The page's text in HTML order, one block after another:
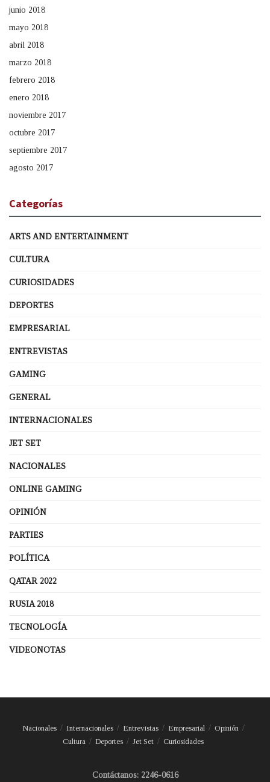
junio 2018
mayo 2018
abril 2018
marzo 2018
febrero 2018
enero 2018
noviembre 2017
octubre 2017
septiembre 2017
agosto 2017
Categorías
ARTS AND ENTERTAINMENT
CULTURA
CURIOSIDADES
DEPORTES
EMPRESARIAL
ENTREVISTAS
GAMING
GENERAL
INTERNACIONALES
JET SET
NACIONALES
ONLINE GAMING
OPINIÓN
PARTIES
POLÍTICA
QATAR 2022
RUSIA 2018
TECNOLOGÍA
VIDEONOTAS
Nacionales Internacionales Entrevistas Empresarial
Opinión
Cultura
Deportes Jet Set Curiosidades
Contáctanos: 2246-0616